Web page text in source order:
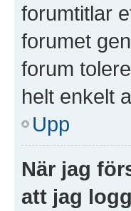
forumtitlar
forumet
forum
helt enkelt
Upp
När jag
att jag